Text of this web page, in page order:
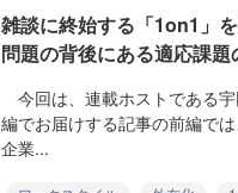
雑談に終始する「1on1」
問題の背後にある適応課題
今回は、連載ホストである
編でお届けする記事の前編で
企業...